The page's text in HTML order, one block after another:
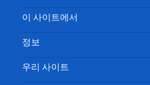
스
북
귀
다
브
타
램
문의하기
부인 성명
쿠키 고지
이 사이트에서
목적지
할 일
정보
여행 정보
시드니 접근성
우리 사이트